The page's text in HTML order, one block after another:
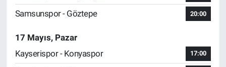
Samsunspor - Göztepe 20:00
17 Mayıs, Pazar
Kayserispor - Konyaspor
17:00